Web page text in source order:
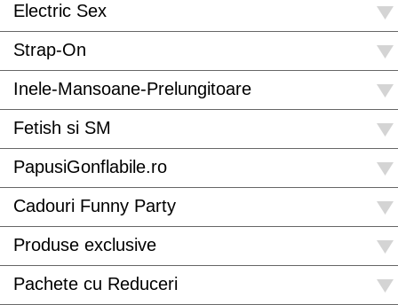
Electric Sex
Strap-On
Inele-Mansoane-Prelungitoare
Fetish si SM
PapusiGonflabile.ro
Cadouri Funny Party
Produse exclusive
Pachete cu Reduceri